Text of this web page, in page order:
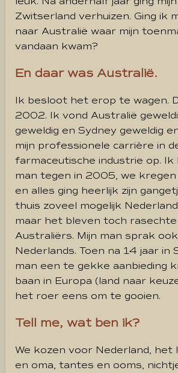
Zwitserland verhuizen. Ging ik
naar Australië waar mijn
vandaan kwam?
En daar was Australië.
Ik besloot het erop te wagen.
2002. Ik vond Australië
geweldig en Sydney geweldig
mijn professionele carrière in
farmaceutische industrie op. Ik
man tegen in 2005, we
en alles ging heerlijk zijn
thuis zoveel mogelijk
maar het bleven toch
Australiërs. Mijn man sprak
Nederlands. Toen na 14 jaar in
man een te gekke aanbieding
baan in Europa (land naar
het roer eens om te gooien.
Tell me, wat ben ik?
We kozen voor Nederland, het
en oma, tantes en ooms,